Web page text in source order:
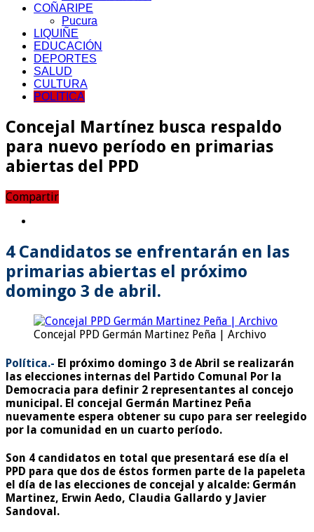
COÑARIPE
Pucura
LIQUIÑE
EDUCACIÓN
DEPORTES
SALUD
CULTURA
POLITICA
Concejal Martínez busca respaldo
para nuevo período en primarias
abiertas del PPD
Compartir
4 Candidatos se enfrentarán en las
primarias abiertas el próximo
domingo 3 de abril.
Concejal PPD Germán Martinez Peña | Archivo
Política.- El próximo domingo 3 de Abril se realizarán
las elecciones internas del Partido Comunal Por la
Democracia para definir 2 representantes al concejo
municipal. El concejal Germán Martinez Peña
nuevamente espera obtener su cupo para ser reelegido
por la comunidad en un cuarto período.
Son 4 candidatos en total que presentará ese día el
PPD para que dos de éstos formen parte de la papeleta
el día de las elecciones de concejal y alcalde: Germán
Martinez, Erwin Aedo, Claudia Gallardo y Javier
Sandoval.